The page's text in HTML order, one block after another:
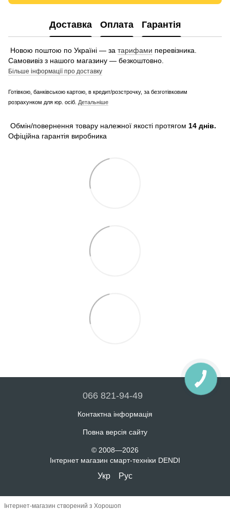
Доставка Оплата Гарантія
Новою поштою по Україні — за тарифами перевізника.
Самовивіз з нашого магазину — безкоштовно.
Більше інформації про доставку
Готівкою, банківською картою, в кредит/розстрочку, за безготівковим
розрахунком для юр. осіб. Детальніше
Обмін/повернення товару належної якості протягом 14 днів.
Офіційна гарантія виробника
066 821-94-49
Контактна інформація
Повна версія сайту
© 2008—2026
Інтернет магазин смарт-техніки DENDI
Укр Рус
Інтернет-магазин створений з Хорошоп